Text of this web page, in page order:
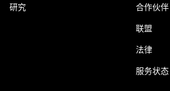
研究 合作伙伴
联盟
法律
服务状态